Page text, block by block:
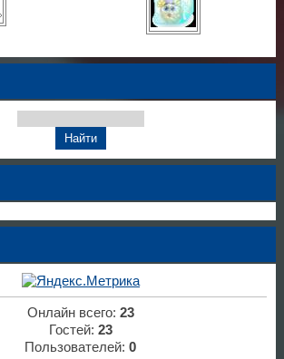
Онлайн всего: 23
Гостей: 23
Пользователей:0